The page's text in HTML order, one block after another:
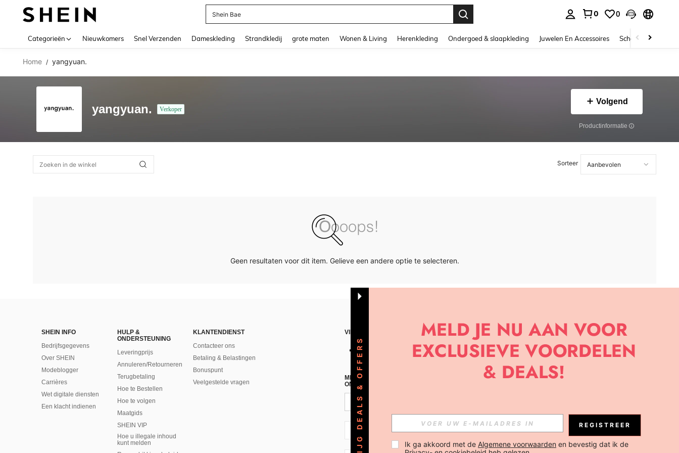
Shein Bae
0 0
Categorieën Nieuwkomers Snel Verzenden Dameskleding Strandkledij grote maten Wonen & Living Herenkleding Ondergoed & slaapkleding Juwelen En Accessoires Schoonheid &
Home / yangyuan.
yangyuan. Verkoper
Volgend
Productinformatie
Sorteer
Geen resultaten voor dit item. Gelieve een andere optie te selecteren.
SHEIN INFO
Bedrijfsgegevens
Over SHEIN
Modeblogger
Carrières
Wet digitale diensten
Een klacht indienen
HULP &
ONDERSTEUNING
Leveringprijs
Annuleren/Retourneren
Terugbetaling
Hoe te Bestellen
Hoe te volgen
Maatgids
SHEIN VIP
Hoe u illegale inhoud
kunt melden
KLANTENDIENST
Contacteer ons
Betaling & Belastingen
Bonuspunt
Veelgestelde vragen
VIND ONS
MELD JE A AN VOOR ONZE NIEUWSBRIEF OM DE LAATSTE NIEUWE TRENDS EN KORTINGEN TE
ONTVANGEN!(AFMELDEN IS MOGELIJK ELK MOMENT).
NL + 31
KRIJG DEALS & OFFERS REGISTREER
Ik ga akkoord met de Algemene voorwaarden en bevestig dat ik de